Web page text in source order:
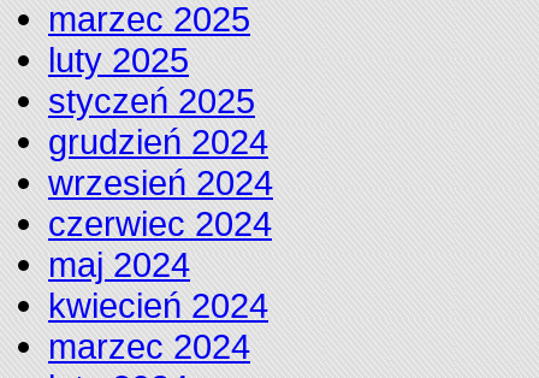
marzec 2025
luty 2025
styczeń 2025
grudzień 2024
wrzesień 2024
czerwiec 2024
maj 2024
kwiecień 2024
marzec 2024